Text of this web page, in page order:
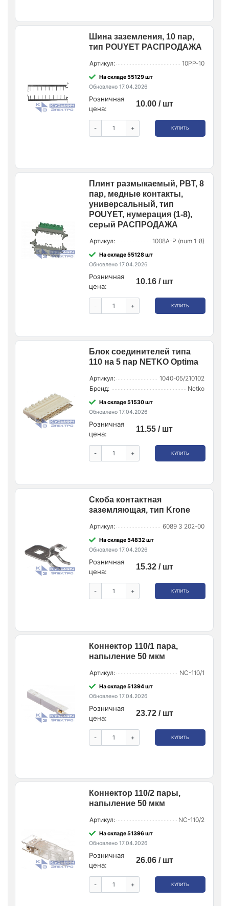
Шина заземления, 10 пар,
тип POUYET РАСПРОДАЖА
Артикул: 10PP-10
На складе 55129 шт
Обновлено 17.04.2026
Розничная
цена:
10.00 / шт
- + КУПИТЬ
Плинт размыкаемый, PBT, 8
пар, медные контакты,
универсальный, тип
POUYET, нумерация (1-8),
серый РАСПРОДАЖА
Артикул: 1008A-P (num 1-8)
На складе 55128 шт
Обновлено 17.04.2026
Розничная
цена:
10.16 / шт
- + КУПИТЬ
Блок соединителей типа
110 на 5 пар NETKO Optima
Артикул:
1040-05/210102
Бренд:
Netko
На складе 51530 шт
Обновлено 17.04.2026
Розничная
цена:
11.55 / шт
- + КУПИТЬ
Скоба контактная
заземляющая, тип Krone
Артикул: 6089 3 202-00
На складе 54832 шт
Обновлено 17.04.2026
Розничная
цена:
15.32 / шт
- + КУПИТЬ
Коннектор 110/1 пара,
напыление 50 мкм
Артикул: NC-110/1
На складе 51394 шт
Обновлено 17.04.2026
Розничная
цена:
23.72 / шт
- + КУПИТЬ
Коннектор 110/2 пары,
напыление 50 мкм
Артикул: NC-110/2
На складе 51396 шт
Обновлено 17.04.2026
Розничная
цена:
26.06 / шт
- + КУПИТЬ